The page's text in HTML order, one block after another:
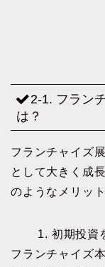
2-1. フラン
は？
フランチャイズ
として大きく成
のようなメリッ
1. 初期投資を
フランチャイズ